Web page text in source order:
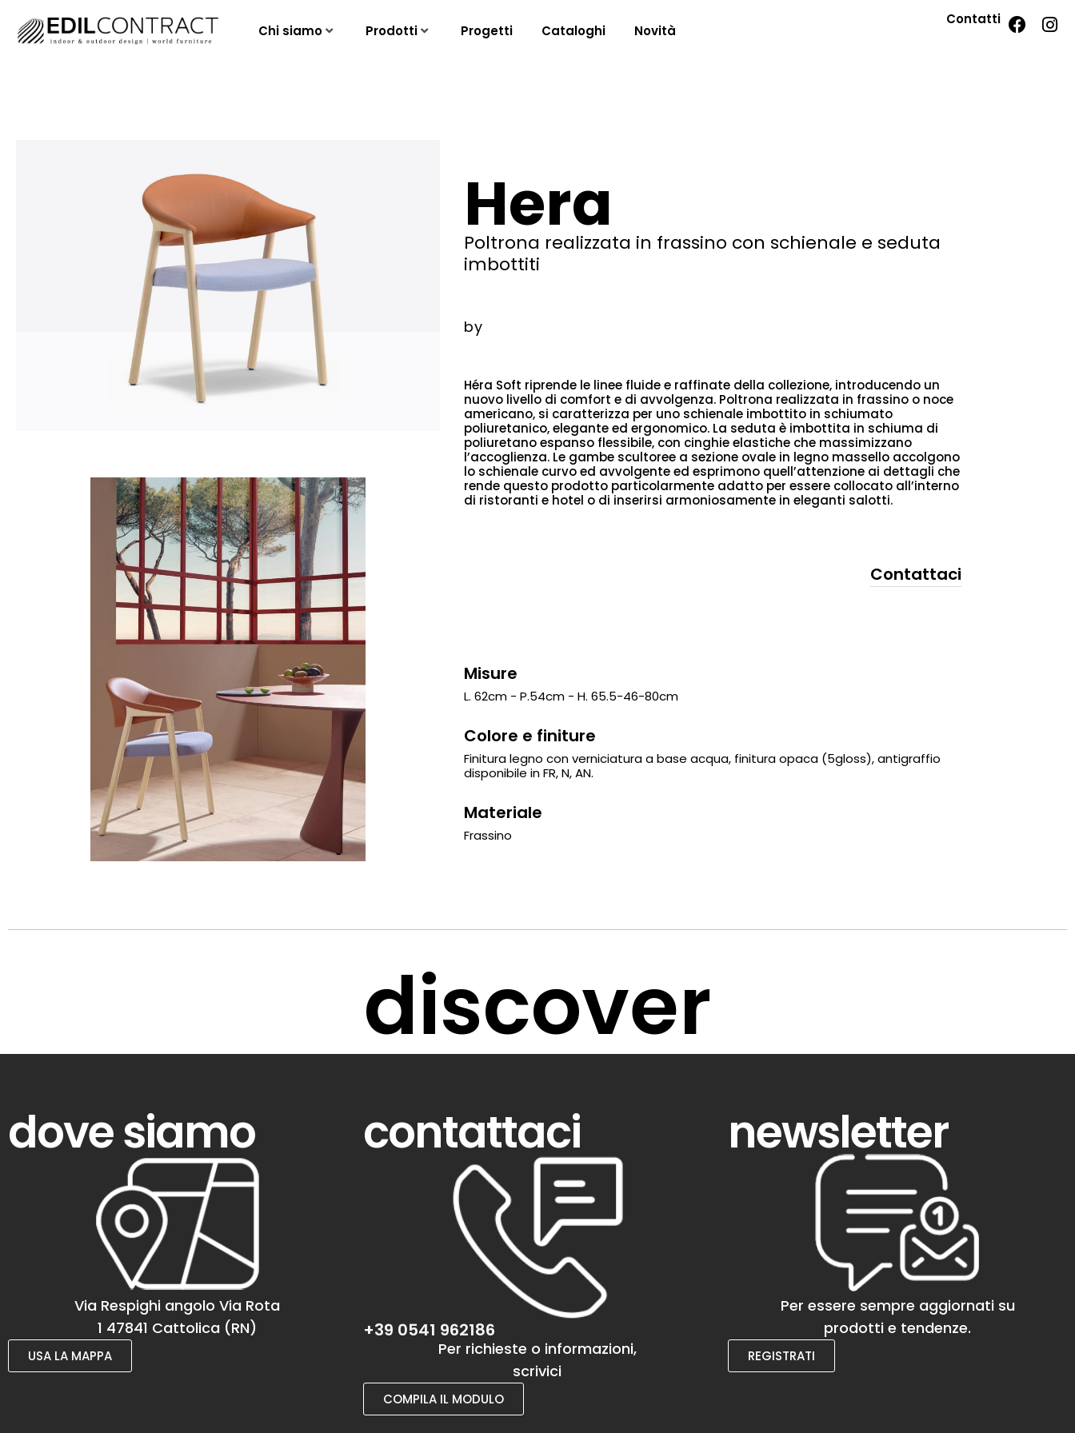
Chi siamo Prodotti Progetti Cataloghi Novità
Contatti
Hera
Poltrona realizzata in frassino con schienale e seduta
imbottiti
by
Héra Soft riprende le linee fluide e raffinate della collezione, introducendo un
nuovo livello di comfort e di avvolgenza. Poltrona realizzata in frassino o noce
americano, si caratterizza per uno schienale imbottito in schiumato
poliuretanico, elegante ed ergonomico. La seduta è imbottita in schiuma di
poliuretano espanso flessibile, con cinghie elastiche che massimizzano
l’accoglienza. Le gambe scultoree a sezione ovale in legno massello accolgono
lo schienale curvo ed avvolgente ed esprimono quell’attenzione ai dettagli che
rende questo prodotto particolarmente adatto per essere collocato all’interno
di ristoranti e hotel o di inserirsi armoniosamente in eleganti salotti.
Contattaci
Misure
L. 62cm - P.54cm - H. 65.5-46-80cm
Colore e finiture
Finitura legno con verniciatura a base acqua, finitura opaca (5gloss), antigraffio
disponibile in FR, N, AN.
Materiale
Frassino
discover
dove siamo
Via Respighi angolo Via Rota
1 47841 Cattolica (RN)
USA LA MAPPA
contattaci
+39 0541 962186
Per richieste o informazioni,
scrivici
COMPILA IL MODULO
newsletter
Per essere sempre aggiornati su
prodotti e tendenze.
REGISTRATI